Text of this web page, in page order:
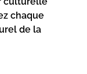
chaque
de la